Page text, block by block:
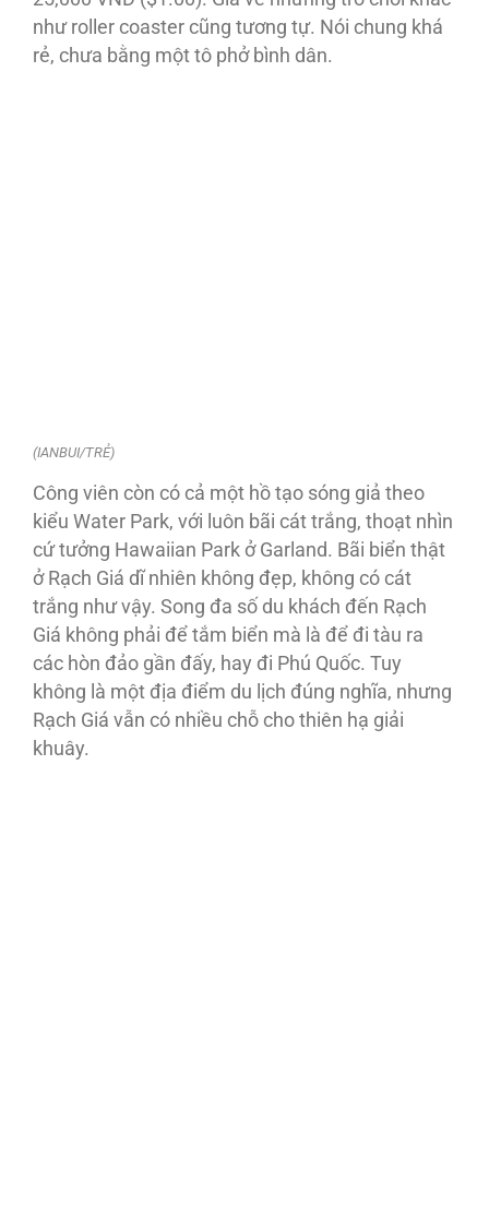
như roller coaster cũng tương tự. Nói chung khá
rẻ, chưa bằng một tô phở bình dân.
(IANBUI/TRẺ)
Công viên còn có cả một hồ tạo sóng giả theo
kiểu Water Park, với luôn bãi cát trắng, thoạt nhìn
cứ tưởng Hawaiian Park ở Garland. Bãi biển thật
ở Rạch Giá dĩ nhiên không đẹp, không có cát
trắng như vậy. Song đa số du khách đến Rạch
Giá không phải để tắm biển mà là để đi tàu ra
các hòn đảo gần đấy, hay đi Phú Quốc. Tuy
không là một địa điểm du lịch đúng nghĩa, nhưng
Rạch Giá vẫn có nhiều chỗ cho thiên hạ giải
khuây.